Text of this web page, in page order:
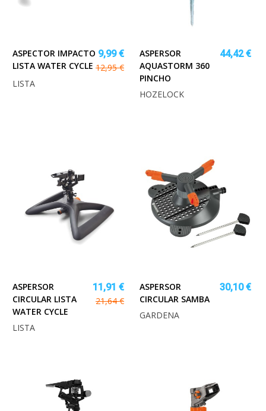
ASPECTOR IMPACTO
LISTA WATER CYCLE
9,99 €
12,95 €
LISTA
ASPERSOR
AQUASTORM 360
PINCHO
44,42 €
HOZELOCK
ASPERSOR
CIRCULAR LISTA
WATER CYCLE
11,91 €
21,64 €
LISTA
ASPERSOR
CIRCULAR SAMBA
30,10 €
GARDENA